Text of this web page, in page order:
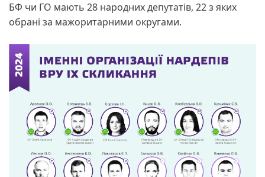
БФ чи ГО мають 28 народних депутатів, 22 з яких
обрані за мажоритарними округами.